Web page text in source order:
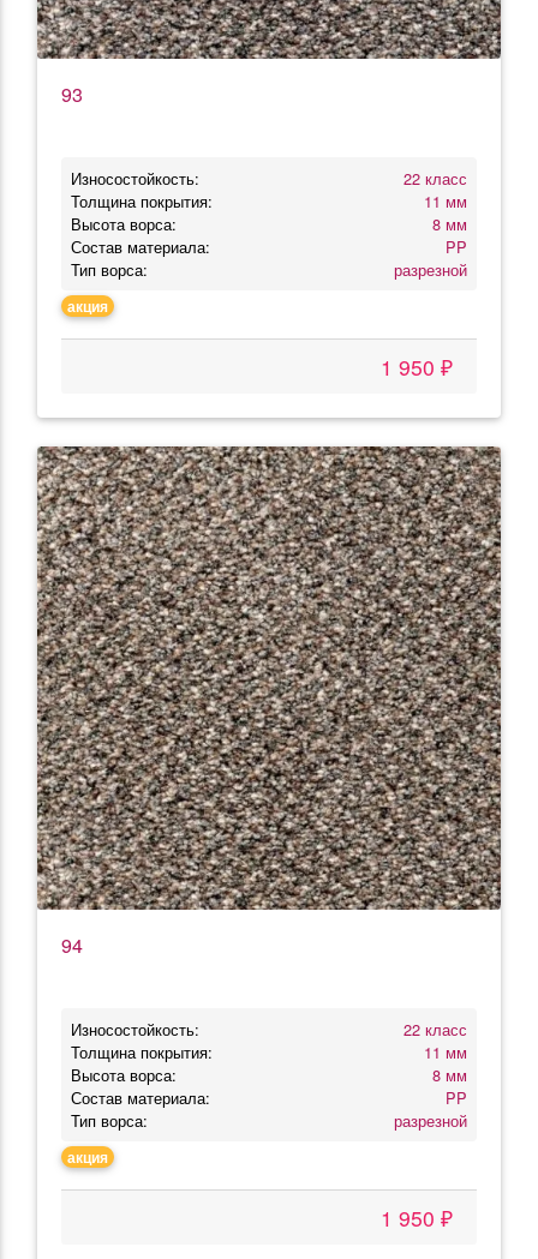
93
Износостойкость:
22 класс
Толщина покрытия:
11 мм
Высота ворса:
8 мм
Состав материала:
PP
Тип ворса:
разрезной
акция
1 950 ₽
94
Износостойкость:
22 класс
Толщина покрытия:
11 мм
Высота ворса:
8 мм
Состав материала:
PP
Тип ворса:
разрезной
акция
1 950 ₽